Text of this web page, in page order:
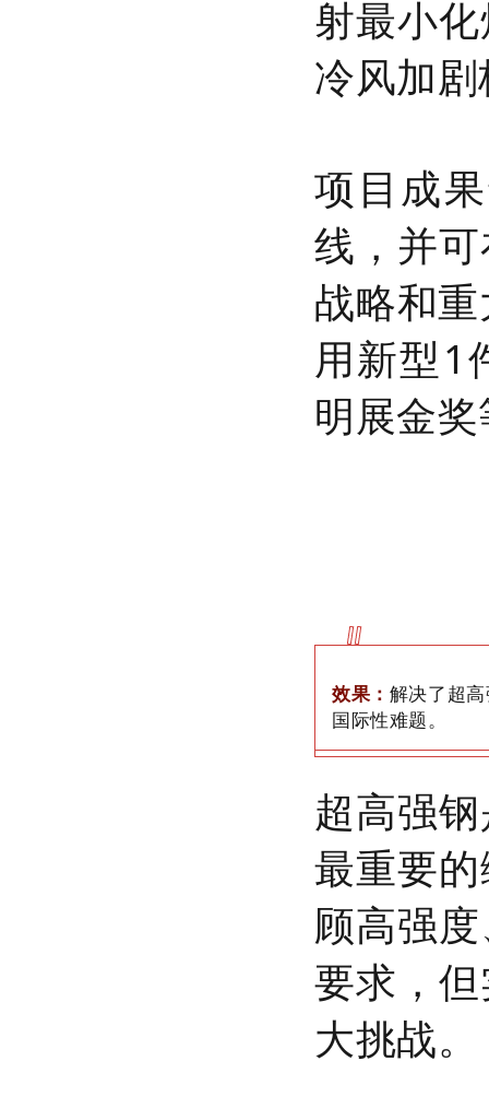
射最小
冷风加
项目成
线，并
战略和
用新型1
明展金
效果： 解决了超
国际性难题。
超高强
最重要
顾高强
要求，
大挑战。